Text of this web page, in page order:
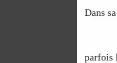
Dans
parfois